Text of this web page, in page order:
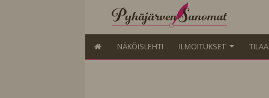
NÄKÖISLEHTI ILMOITUKSET